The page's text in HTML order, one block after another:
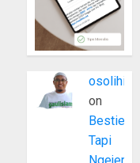
osolihin
on
Bestie
Tapi